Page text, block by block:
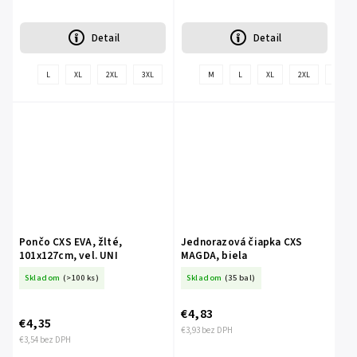
Detail
L XL 2XL 3XL
Detail
M L XL 2XL
Pončo CXS EVA, žlté,
101x127cm, vel. UNI
Skladom (>100 ks)
€3,54 bez DPH
€4,35
Jednorazová čiapka CXS
MAGDA, biela
Skladom (35 bal)
€3,93 bez DPH
€4,83